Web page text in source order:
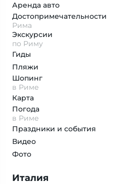
Аренда авто
Достопримеча­тельности
Рима
Экскурсии
по Риму
Гиды
Пляжи
Шопинг
в Риме
Карта
Погода
в Риме
Праздники и события
Видео
Фото
Италия